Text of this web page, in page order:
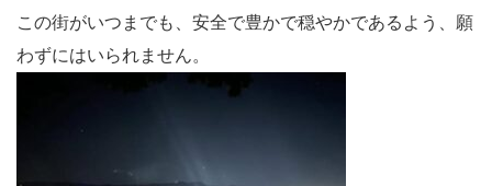
この街がいつまでも、安全で豊かで穏やかであるよう、願
わずにはいられません。